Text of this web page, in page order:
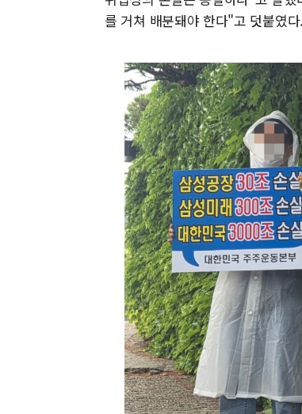
를 거쳐 배분돼야 한다"고 덧붙였다.